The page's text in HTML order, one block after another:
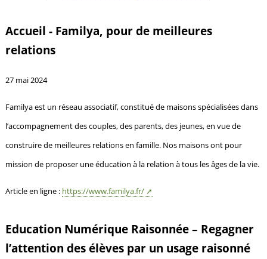
Accueil - Familya, pour de meilleures
relations
27 mai 2024
Familya est un réseau associatif, constitué de maisons spécialisées dans
l’accompagnement des couples, des parents, des jeunes, en vue de
construire de meilleures relations en famille. Nos maisons ont pour
mission de proposer une éducation à la relation à tous les âges de la vie.
Article en ligne : https://www.familya.fr/
Education Numérique Raisonnée – Regagner
l’attention des élèves par un usage raisonné